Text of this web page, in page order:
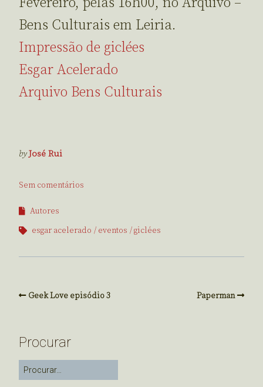
Bens Culturais em Leiria.
Impressão de giclées
Esgar Acelerado
Arquivo Bens Culturais
byJosé Rui
Sem comentários
Autores
esgar acelerado
eventos giclées
Geek Love episódio 3 Paperman
Procurar